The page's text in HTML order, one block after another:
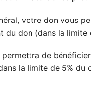
votre don vous
du don (dans la limite
de
la limite de 5% du